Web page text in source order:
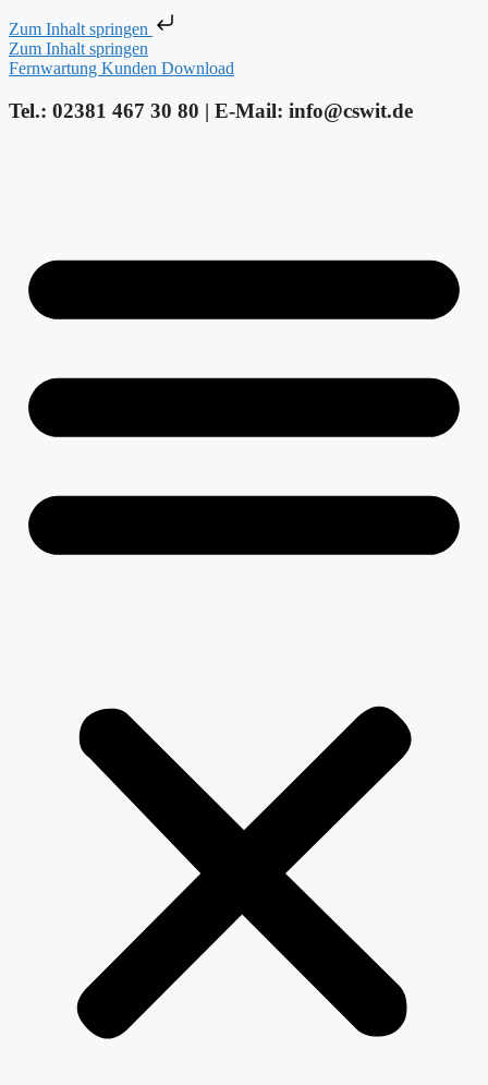
Zum Inhalt springen
Zum Inhalt springen
Fernwartung Kunden Download
Tel.: 02381 467 30 80 | E-Mail: info@cswit.de